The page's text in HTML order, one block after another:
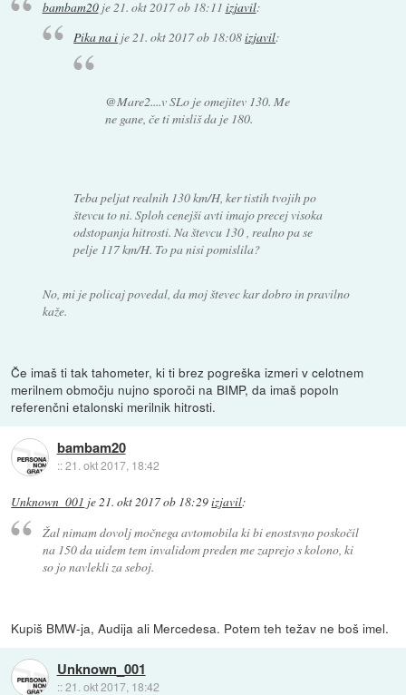
bambam20je21. okt 2017 ob 18:11 izjavil:
Pika na i je21. okt 2017 ob 18:08izjavil:
@Mare2....v SLo je omejitev 130. Me
ne gane, če ti misliš da je 180.
Teba peljat realnih 130 km/H, ker tistih tvojih po
števcu to ni. Sploh cenejši avti imajo precej visoka
odstopanja hitrosti. Na števcu 130 , realno pa se
pelje 117 km/H. To pa nisi pomislila?
No, mi je policaj povedal, da moj števec kar dobro in pravilno
kaže.
Če imaš ti tak tahometer, ki ti brez pogreška izmeri v celotnem
merilnem območju nujno sporoči na BIMP, da imaš popoln
referenčni etalonski merilnik hitrosti.
bambam20
::21. okt 2017, 18:42
Unknown_001 je21. okt 2017 ob 18:29izjavil:
Žal nimam dovolj močnega avtomobila ki bi enostsvno poskočil
na 150 da uidem tem invalidom preden me zaprejo s kolono, ki
so jo navlekli za seboj.
Kupiš BMW-ja, Audija ali Mercedesa. Potem teh težav ne boš imel.
Unknown_001
::21. okt 2017, 18:42